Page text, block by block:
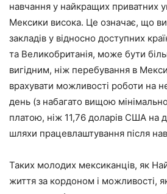
навчання у найкращих приватних
Мексики висока. Це означає, що
закладів у відносно доступних
та Великобританія, може бути
вигідним, ніж перебування в
врахувати можливості роботи на
день (з набагато вищою
платою, ніж 11,76 доларів США на
шляхи працевлаштування після
Таких молодих мексиканців, як
життя за кордоном і можливості,